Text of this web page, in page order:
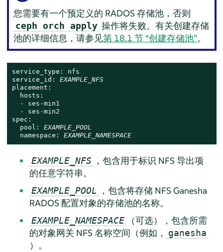
您需要有一个预定义的 RADOS 存储池，否则
ceph orch apply 操作将失败。有关创建存储
池的详细信息，请参见第 18.1 节 “创建存储池”。
service_type: nfs
service_id: EXAMPLE_NFS
placement:
  hosts:
  - ses-min1
  - ses-min2
spec:
  pool:
EXAMPLE_POOL
  namespace:
EXAMPLE_NAMESPACE
EXAMPLE_NFS
，包含用于标识 NFS 导出项
的任意字符串。
EXAMPLE_POOL
，包含将存储 NFS Ganesha
RADOS 配置对象的存储池的名称。
EXAMPLE_NAMESPACE
（可选），包含所需
的对象网关 NFS 名称空间（例如， ganesha
）。